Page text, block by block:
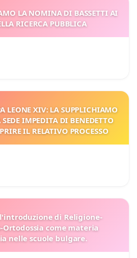
LA NOMINA DI BASSETTI AI
RICERCA PUBBLICA
LEONE XIV: LA SUPPLICHIAMO
IMPEDITA DI BENEDETTO
IL RELATIVO PROCESSO
di Religione-
Ortodossia come materia
nelle scuole bulgare.